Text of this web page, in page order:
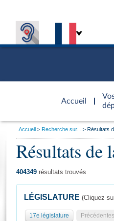
Accueil
d'accueil
Général
Vous
Accueil Recherche sur... Résultats
Résultats de
404349 résultats trouvés
LÉGISLATURE (Cliquez
17e législature